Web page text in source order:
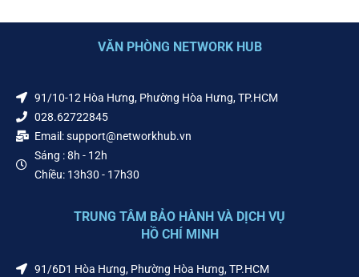
VĂN PHÒNG NETWORK HUB
91/10-12 Hòa Hưng, Phường Hòa Hưng, TP.HCM
028.62722845
Email: support@networkhub.vn
Sáng : 8h - 12h
Chiều: 13h30 - 17h30
TRUNG TÂM BẢO HÀNH VÀ DỊCH VỤ
HỒ CHÍ MINH
91/6D1 Hòa Hưng, Phường Hòa Hưng, TP.HCM